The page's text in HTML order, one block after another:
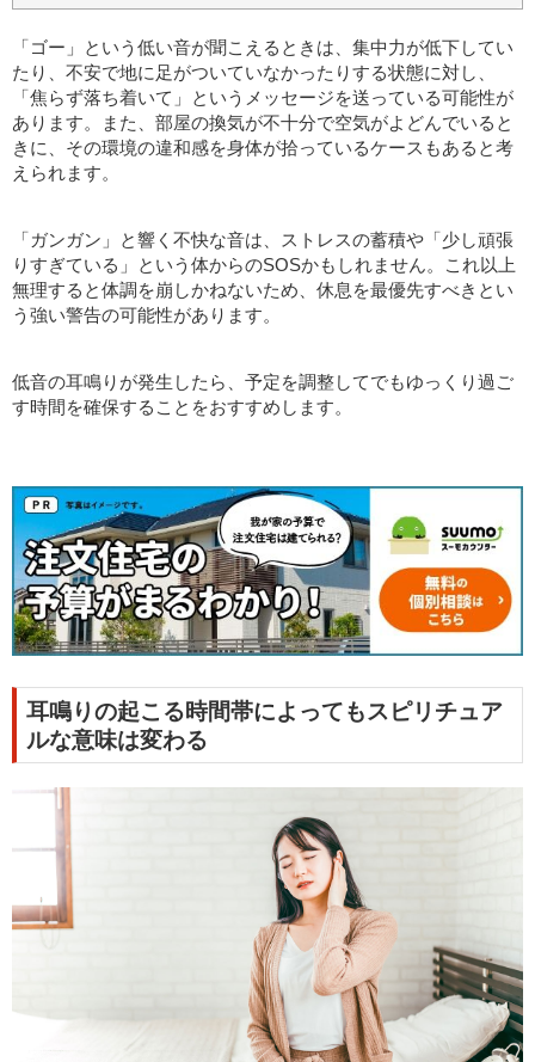
「ゴー」という低い音が聞こえるときは、集中力が低下してい
たり、不安で地に足がついていなかったりする状態に対し、
「焦らず落ち着いて」というメッセージを送っている可能性が
あります。また、部屋の換気が不十分で空気がよどんでいると
きに、その環境の違和感を身体が拾っているケースもあると考
えられます。
「ガンガン」と響く不快な音は、ストレスの蓄積や「少し頑張
りすぎている」という体からのSOSかもしれません。これ以上
無理すると体調を崩しかねないため、休息を最優先すべきとい
う強い警告の可能性があります。
低音の耳鳴りが発生したら、予定を調整してでもゆっくり過ご
す時間を確保することをおすすめします。
耳鳴りの起こる時間帯によってもスピリチュア
ルな意味は変わる